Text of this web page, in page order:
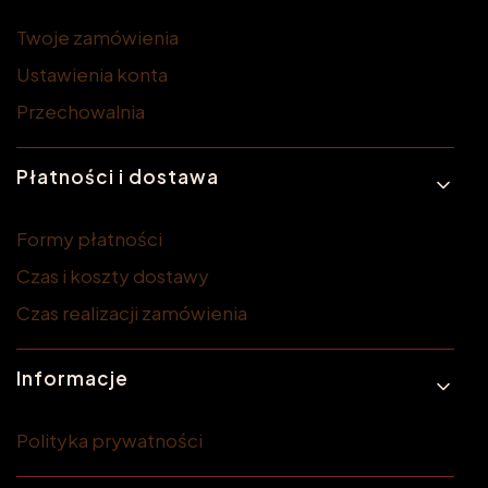
Twoje zamówienia
Ustawienia konta
Przechowalnia
Płatności i dostawa
Formy płatności
Czas i koszty dostawy
Czas realizacji zamówienia
Informacje
Polityka prywatności